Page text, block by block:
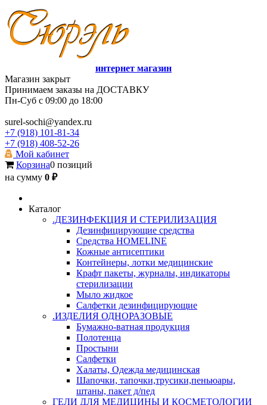
интернет магазин
Магазин закрыт
Принимаем заказы на ДОСТАВКУ
Пн-Суб с 09:00 до 18:00
surel-sochi@yandex.ru
+7 (918) 101-81-34
+7 (918) 408-52-26
Мой кабинет
Корзина0 позиций
на сумму 0 ₽
Каталог
.ДЕЗИНФЕКЦИЯ И СТЕРИЛИЗАЦИЯ
Дезинфицирующие средства
Средства HOMELINE
Кожные антисептики
Контейнеры, лотки медицинские
Крафт пакеты, журналы, индикаторы
стерилизации
Мыло жидкое
Салфетки дезинфицирующие
.ИЗДЕЛИЯ ОДНОРАЗОВЫЕ
Бумажно-ватная продукция
Полотенца
Простыни
Салфетки
Халаты, Одежда медицинская
Шапочки, тапочки,трусики,пеньюары,
штаны, пакет д/пед
ГЕЛИ ДЛЯ МЕДИЦИНЫ И КОСМЕТОЛОГИИ